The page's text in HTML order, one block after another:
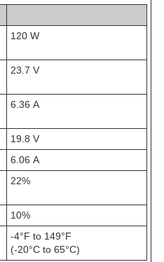
120 W
23.7 V
6.36 A
19.8 V
6.06 A
22%
10%
-4°F to 149°F
(-20°C to 65°C)